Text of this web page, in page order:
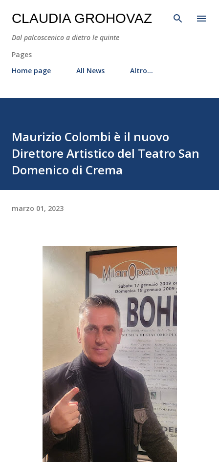
Passa ai contenuti principali
CLAUDIA GROHOVAZ
Dal palcoscenico a dietro le quinte
Pages
Home page
All News Altro…
Maurizio Colombi è il nuovo
Direttore Artistico del Teatro San
Domenico di Crema
marzo 01, 2023